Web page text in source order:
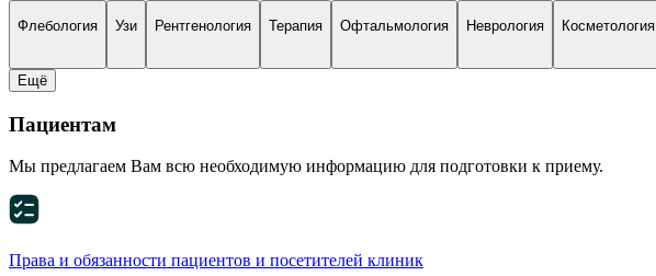
Флебология Узи Рентгенология Терапия Офтальмология Неврология Косметология
Eщё
Пациентам
Мы предлагаем Вам всю необходимую информацию для подготовки к приему.
Права и обязанности пациентов и посетителей клиник